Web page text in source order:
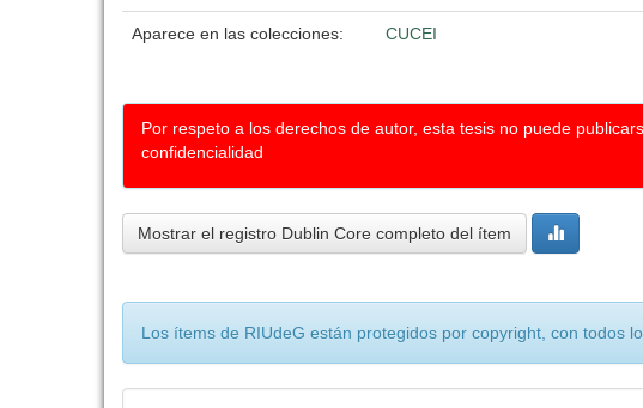
Aparece en las colecciones: CUCEI
Por respeto a los derechos de autor, esta tesis no puede
confidencialidad
Mostrar el registro Dublin Core completo del ítem
Los ítems de RIUdeG están protegidos por copyright, con todos